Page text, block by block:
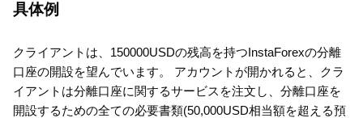
具体例
クライアントは、150000USDの残高を持つInstaForexの分離
口座の開設を望んでいます。 アカウントが開かれると、クラ
イアントは分離口座に関するサービスを注文し、分離口座を
開設するための全ての必要書類(50,000USD相当額を超える預